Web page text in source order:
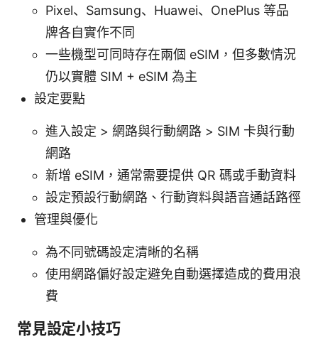
Pixel、Samsung、Huawei、OnePlus 等品
牌各自實作不同
一些機型可同時存在兩個 eSIM，但多數情況
仍以實體 SIM + eSIM 為主
設定要點
進入設定 > 網路與行動網路 > SIM 卡與行動
網路
新增 eSIM，通常需要提供 QR 碼或手動資料
設定預設行動網路、行動資料與語音通話路徑
管理與優化
為不同號碼設定清晰的名稱
使用網路偏好設定避免自動選擇造成的費用浪
費
常見設定小技巧